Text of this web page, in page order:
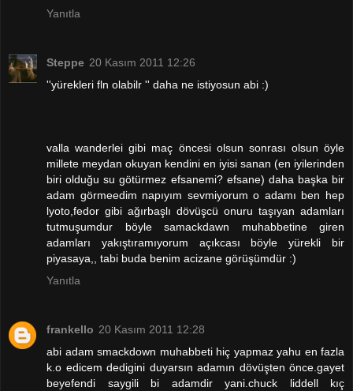
Yanıtla
Steppe 20 Kasım 2011 12:26
''yürekleri fln olabilr '' daha ne istiyosun abi :)
valla wanderlei gibi maç öncesi olsun sonrası olsun öyle
millete meydan okuyan kendini en iyisi sanan (en iyilerinden
biri olduğu su götürmez efsanemi? efsane) daha başka bir
adam görmeedim napıyım sevmiyorum o adamı ben hep
lyoto,fedor gibi ağırbaşlı dövüşcü onuru taşıyan adamları
tutmuşumdur böyle samackdawn muhabbetine giren
adamları yakıştıramıyorum açıkcası böyle yürekli bir
piyasaya,, tabi buda benim acizane görüşümdür :)
Yanıtla
frankello 20 Kasım 2011 12:28
abi adam smackdown muhabbeti hiç yapmaz yahu en fazla
k.o edicem dedigini duyarsın adamın dövüşten önce.gayet
beyefendi saygili bi adamdir yani.chuck liddell kıç